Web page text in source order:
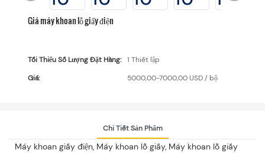
Giá máy khoan lỗ giấy điện
Tối Thiểu Số Lượng Đặt Hàng:
1 Thiết lập
Giá:
5000,00-7000,00 USD / bộ
Chi Tiết Sản Phẩm
Máy khoan giấy điện, Máy khoan lỗ giấy, Máy khoan lỗ giấy